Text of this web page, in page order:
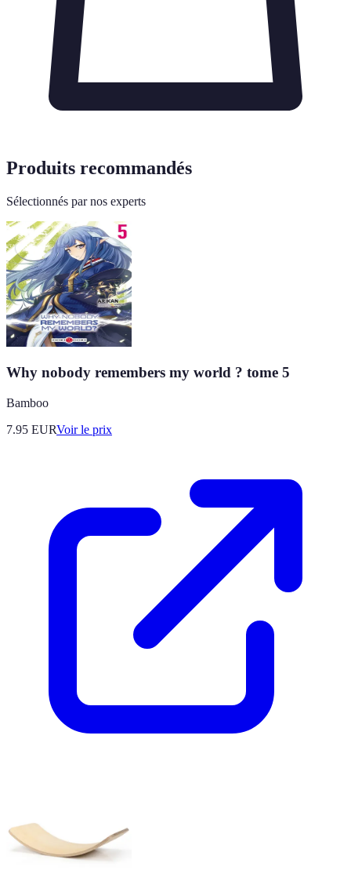
Produits recommandés
Sélectionnés par nos experts
Why nobody remembers my world ? tome 5
Bamboo
7.95 EURVoir le prix